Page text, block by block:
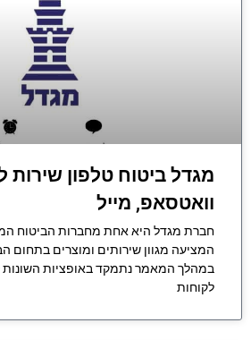
מגדל ביטוח טלפון שירות
וואטסאפ, מייל
חברת מגדל היא אחת מחברות הביטוח
המציעה מגוון שירותים ומוצרים בתחום
במהלך המאמר נתמקד באופציות השונות
לקוחות